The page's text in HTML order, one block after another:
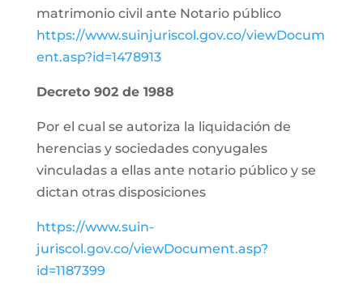
matrimonio civil ante Notario público
https://www.suinjuriscol.gov.co/viewDocum
ent.asp?id=1478913
Decreto 902 de 1988
Por el cual se autoriza la liquidación de
herencias y sociedades conyugales
vinculadas a ellas ante notario público y se
dictan otras disposiciones
https://www.suin-
juriscol.gov.co/viewDocument.asp?
id=1187399